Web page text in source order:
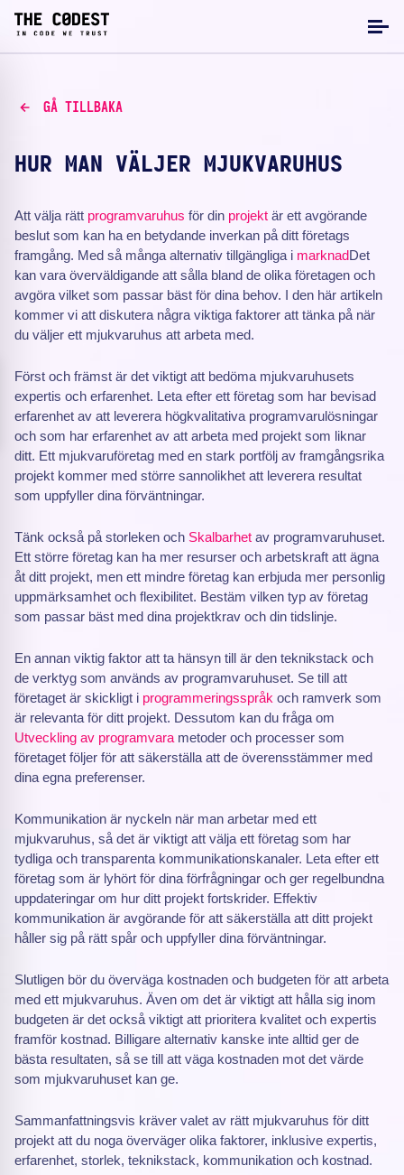
GÅ TILLBAKA
HUR MAN VÄLJER MJUKVARUHUS
Att välja rätt programvaruhus för din projekt är ett avgörande
beslut som kan ha en betydande inverkan på ditt företags
framgång. Med så många alternativ tillgängliga i marknadDet
kan vara överväldigande att sålla bland de olika företagen och
avgöra vilket som passar bäst för dina behov. I den här artikeln
kommer vi att diskutera några viktiga faktorer att tänka på när
du väljer ett mjukvaruhus att arbeta med.
Först och främst är det viktigt att bedöma mjukvaruhusets
expertis och erfarenhet. Leta efter ett företag som har bevisad
erfarenhet av att leverera högkvalitativa programvarulösningar
och som har erfarenhet av att arbeta med projekt som liknar
ditt. Ett mjukvaruföretag med en stark portfölj av framgångsrika
projekt kommer med större sannolikhet att leverera resultat
som uppfyller dina förväntningar.
Tänk också på storleken och Skalbarhet av programvaruhuset.
Ett större företag kan ha mer resurser och arbetskraft att ägna
åt ditt projekt, men ett mindre företag kan erbjuda mer personlig
uppmärksamhet och flexibilitet. Bestäm vilken typ av företag
som passar bäst med dina projektkrav och din tidslinje.
En annan viktig faktor att ta hänsyn till är den teknikstack och
de verktyg som används av programvaruhuset. Se till att
företaget är skickligt i programmeringsspråk och ramverk som
är relevanta för ditt projekt. Dessutom kan du fråga om
Utveckling av programvara metoder och processer som
företaget följer för att säkerställa att de överensstämmer med
dina egna preferenser.
Kommunikation är nyckeln när man arbetar med ett
mjukvaruhus, så det är viktigt att välja ett företag som har
tydliga och transparenta kommunikationskanaler. Leta efter ett
företag som är lyhört för dina förfrågningar och ger regelbundna
uppdateringar om hur ditt projekt fortskrider. Effektiv
kommunikation är avgörande för att säkerställa att ditt projekt
håller sig på rätt spår och uppfyller dina förväntningar.
Slutligen bör du överväga kostnaden och budgeten för att arbeta
med ett mjukvaruhus. Även om det är viktigt att hålla sig inom
budgeten är det också viktigt att prioritera kvalitet och expertis
framför kostnad. Billigare alternativ kanske inte alltid ger de
bästa resultaten, så se till att väga kostnaden mot det värde
som mjukvaruhuset kan ge.
Sammanfattningsvis kräver valet av rätt mjukvaruhus för ditt
projekt att du noga överväger olika faktorer, inklusive expertis,
erfarenhet, storlek, teknikstack, kommunikation och kostnad.